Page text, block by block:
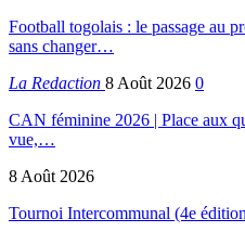
Football togolais : le passage au
sans changer…
La Redaction 8 Août 2026 0
CAN féminine 2026 | Place aux
vue,…
8 Août 2026
Tournoi Intercommunal (4e